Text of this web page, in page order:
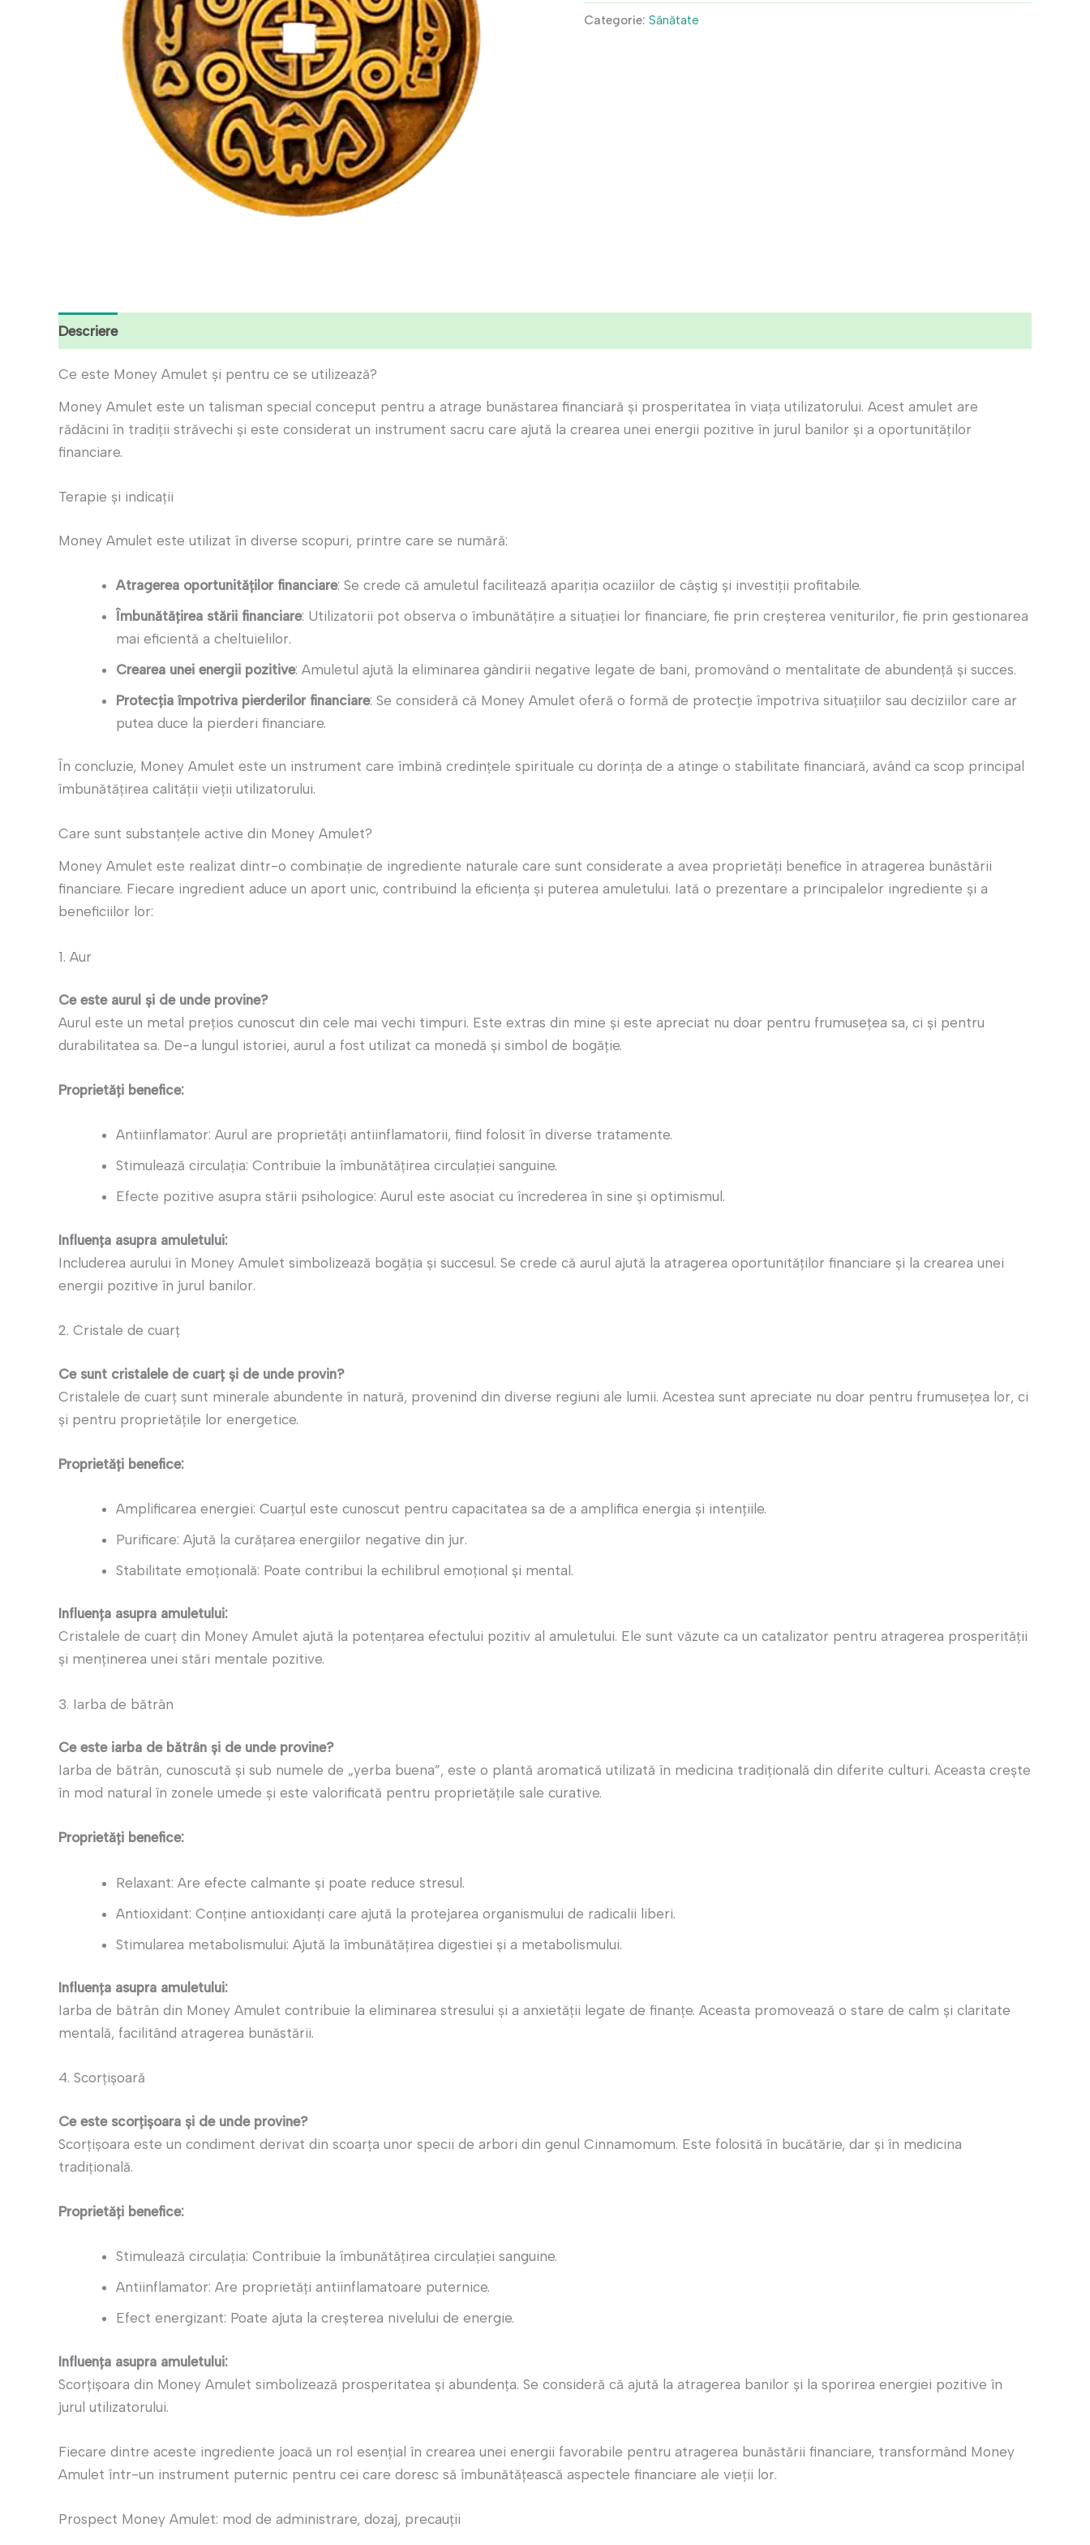
fost:
lei179.00.
Categorie: Sănătate
Descriere
Ce este Money Amulet și pentru ce se utilizează?
Money Amulet este un talisman special conceput pentru a atrage bunăstarea financiară și prosperitatea în viața utilizatorului. Acest amulet are
rădăcini în tradiții străvechi și este considerat un instrument sacru care ajută la crearea unei energii pozitive în jurul banilor și a oportunităților
financiare.
Terapie și indicații
Money Amulet este utilizat în diverse scopuri, printre care se numără:
Atragerea oportunităților financiare: Se crede că amuletul facilitează apariția ocaziilor de câștig și investiții profitabile.
Îmbunătățirea stării financiare: Utilizatorii pot observa o îmbunătățire a situației lor financiare, fie prin creșterea veniturilor, fie prin gestionarea
mai eficientă a cheltuielilor.
Crearea unei energii pozitive: Amuletul ajută la eliminarea gândirii negative legate de bani, promovând o mentalitate de abundență și succes.
Protecția împotriva pierderilor financiare: Se consideră că Money Amulet oferă o formă de protecție împotriva situațiilor sau deciziilor care ar
putea duce la pierderi financiare.
În concluzie, Money Amulet este un instrument care îmbină credințele spirituale cu dorința de a atinge o stabilitate financiară, având ca scop principal
îmbunătățirea calității vieții utilizatorului.
Care sunt substanțele active din Money Amulet?
Money Amulet este realizat dintr-o combinație de ingrediente naturale care sunt considerate a avea proprietăți benefice în atragerea bunăstării
financiare. Fiecare ingredient aduce un aport unic, contribuind la eficiența și puterea amuletului. Iată o prezentare a principalelor ingrediente și a
beneficiilor lor:
1. Aur
Ce este aurul și de unde provine?
Aurul este un metal prețios cunoscut din cele mai vechi timpuri. Este extras din mine și este apreciat nu doar pentru frumusețea sa, ci și pentru
durabilitatea sa. De-a lungul istoriei, aurul a fost utilizat ca monedă și simbol de bogăție.
Proprietăți benefice:
Antiinflamator: Aurul are proprietăți antiinflamatorii, fiind folosit în diverse tratamente.
Stimulează circulația: Contribuie la îmbunătățirea circulației sanguine.
Efecte pozitive asupra stării psihologice: Aurul este asociat cu încrederea în sine și optimismul.
Influența asupra amuletului:
Includerea aurului în Money Amulet simbolizează bogăția și succesul. Se crede că aurul ajută la atragerea oportunităților financiare și la crearea unei
energii pozitive în jurul banilor.
2. Cristale de cuarț
Ce sunt cristalele de cuarț și de unde provin?
Cristalele de cuarț sunt minerale abundente în natură, provenind din diverse regiuni ale lumii. Acestea sunt apreciate nu doar pentru frumusețea lor, ci
și pentru proprietățile lor energetice.
Proprietăți benefice:
Amplificarea energiei: Cuarțul este cunoscut pentru capacitatea sa de a amplifica energia și intențiile.
Purificare: Ajută la curățarea energiilor negative din jur.
Stabilitate emoțională: Poate contribui la echilibrul emoțional și mental.
Influența asupra amuletului:
Cristalele de cuarț din Money Amulet ajută la potențarea efectului pozitiv al amuletului. Ele sunt văzute ca un catalizator pentru atragerea prosperității
și menținerea unei stări mentale pozitive.
3. Iarba de bătrân
Ce este iarba de bătrân și de unde provine?
Iarba de bătrân, cunoscută și sub numele de „yerba buena”, este o plantă aromatică utilizată în medicina tradițională din diferite culturi. Aceasta crește
în mod natural în zonele umede și este valorificată pentru proprietățile sale curative.
Proprietăți benefice:
Relaxant: Are efecte calmante și poate reduce stresul.
Antioxidant: Conține antioxidanți care ajută la protejarea organismului de radicalii liberi.
Stimularea metabolismului: Ajută la îmbunătățirea digestiei și a metabolismului.
Influența asupra amuletului:
Iarba de bătrân din Money Amulet contribuie la eliminarea stresului și a anxietății legate de finanțe. Aceasta promovează o stare de calm și claritate
mentală, facilitând atragerea bunăstării.
4. Scorțișoară
Ce este scorțișoara și de unde provine?
Scorțișoara este un condiment derivat din scoarța unor specii de arbori din genul Cinnamomum. Este folosită în bucătărie, dar și în medicina
tradițională.
Proprietăți benefice:
Stimulează circulația: Contribuie la îmbunătățirea circulației sanguine.
Antiinflamator: Are proprietăți antiinflamatoare puternice.
Efect energizant: Poate ajuta la creșterea nivelului de energie.
Influența asupra amuletului:
Scorțișoara din Money Amulet simbolizează prosperitatea și abundența. Se consideră că ajută la atragerea banilor și la sporirea energiei pozitive în
jurul utilizatorului.
Fiecare dintre aceste ingrediente joacă un rol esențial în crearea unei energii favorabile pentru atragerea bunăstării financiare, transformând Money
Amulet într-un instrument puternic pentru cei care doresc să îmbunătățească aspectele financiare ale vieții lor.
Prospect Money Amulet: mod de administrare, dozaj, precauții